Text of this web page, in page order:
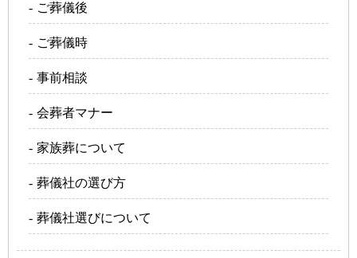
ご葬儀後
ご葬儀時
事前相談
会葬者マナー
家族葬について
葬儀社の選び方
葬儀社選びについて